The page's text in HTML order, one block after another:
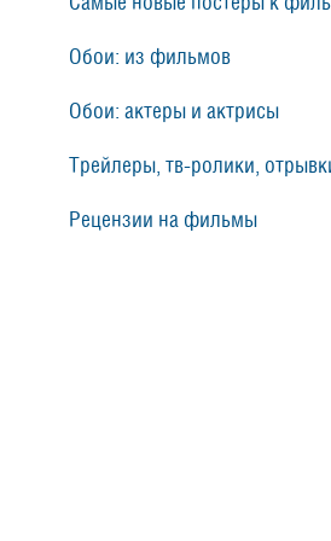
Обои: из фильмов
Обои: актеры и актрисы
Трейлеры, тв-ролики,
Рецензии на фильмы